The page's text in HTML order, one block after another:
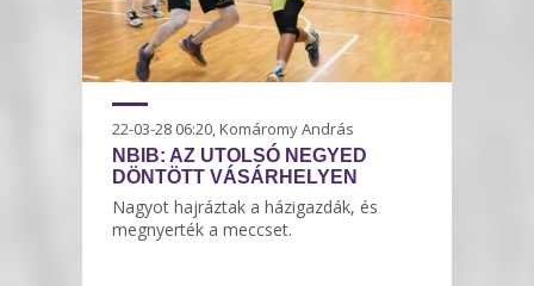
22-03-28 06:20, Komáromy András
NBIB: AZ UTOLSÓ NEGYED
DÖNTÖTT VÁSÁRHELYEN
Nagyot hajráztak a házigazdák, és
megnyerték a meccset.